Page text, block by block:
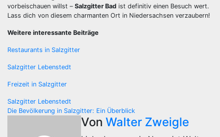
vorbeischauen willst – Salzgitter Bad ist definitiv einen Besuch wert.
Lass dich von diesem charmanten Ort in Niedersachsen verzaubern!
Weitere interessante Beiträge
Restaurants in Salzgitter
Salzgitter Lebenstedt
Freizeit in Salzgitter
Beitragsnavigation
Salzgitter Lebenstedt
Die Bevölkerung in Salzgitter: Ein Überblick
Von Walter Zweigle